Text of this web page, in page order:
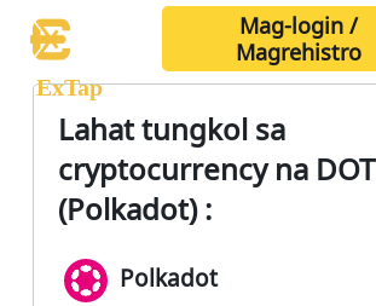
ExTap
Mag-login /
Magrehistro
Lahat tungkol sa
cryptocurrency na DOT
(Polkadot) :
Polkadot